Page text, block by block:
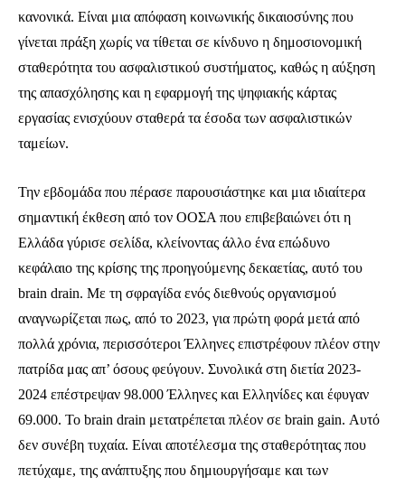
κανονικά. Είναι μια απόφαση κοινωνικής δικαιοσύνης που
γίνεται πράξη χωρίς να τίθεται σε κίνδυνο η δημοσιονομική
σταθερότητα του ασφαλιστικού συστήματος, καθώς η αύξηση
της απασχόλησης και η εφαρμογή της ψηφιακής κάρτας
εργασίας ενισχύουν σταθερά τα έσοδα των ασφαλιστικών
ταμείων.
Την εβδομάδα που πέρασε παρουσιάστηκε και μια ιδιαίτερα
σημαντική έκθεση από τον ΟΟΣΑ που επιβεβαιώνει ότι η
Ελλάδα γύρισε σελίδα, κλείνοντας άλλο ένα επώδυνο
κεφάλαιο της κρίσης της προηγούμενης δεκαετίας, αυτό του
brain drain. Με τη σφραγίδα ενός διεθνούς οργανισμού
αναγνωρίζεται πως, από το 2023, για πρώτη φορά μετά από
πολλά χρόνια, περισσότεροι Έλληνες επιστρέφουν πλέον στην
πατρίδα μας απ’ όσους φεύγουν. Συνολικά στη διετία 2023-
2024 επέστρεψαν 98.000 Έλληνες και Ελληνίδες και έφυγαν
69.000. Το brain drain μετατρέπεται πλέον σε brain gain. Αυτό
δεν συνέβη τυχαία. Είναι αποτέλεσμα της σταθερότητας που
πετύχαμε, της ανάπτυξης που δημιουργήσαμε και των